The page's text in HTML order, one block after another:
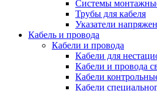
Системы
Трубы для кабеля
Указатели
Кабель и провода
Кабели и провода
Кабели для
Кабели и провода
Кабели
Кабели